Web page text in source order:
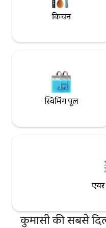
किचन
स्विमिंग पूल
कुमासी की सबसे